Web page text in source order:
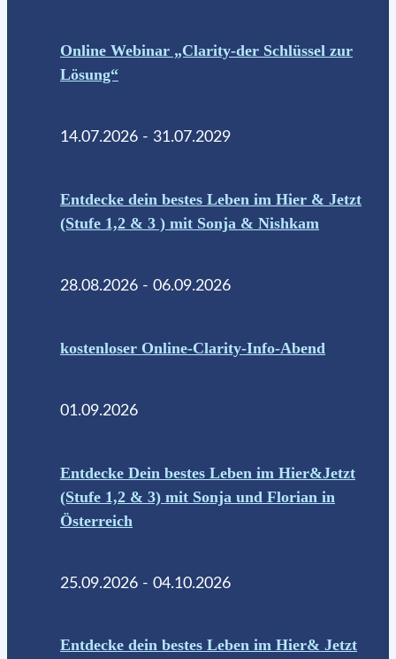
Online Webinar „Clarity-der Schlüssel zur
Lösung“
14.07.2026 - 31.07.2029
Entdecke dein bestes Leben im Hier & Jetzt
(Stufe 1,2 & 3 ) mit Sonja & Nishkam
28.08.2026 - 06.09.2026
kostenloser Online-Clarity-Info-Abend
01.09.2026
Entdecke Dein bestes Leben im Hier&Jetzt
(Stufe 1,2 & 3) mit Sonja und Florian in
Österreich
25.09.2026 - 04.10.2026
Entdecke dein bestes Leben im Hier& Jetzt